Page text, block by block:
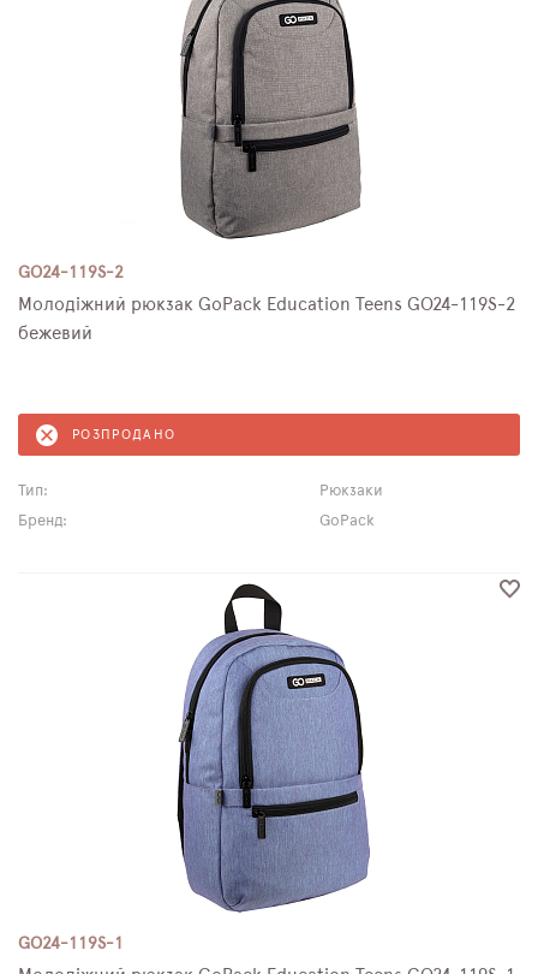
GO24-119S-2
Молодіжний рюкзак GoPack Education Teens GO24-119S-2
бежевий
РОЗПРОДАНО
Тип:
Рюкзаки
Бренд:
GoPack
GO24-119S-1